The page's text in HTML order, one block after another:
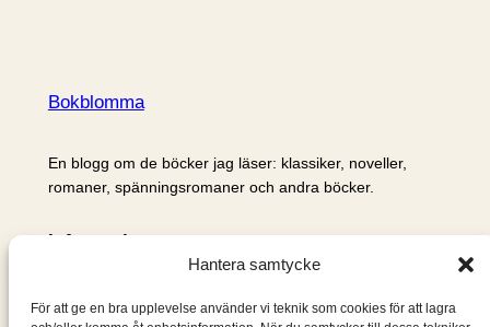
Hantera samtycke
För att ge en bra upplevelse använder vi teknik som cookies för att lagra
Bokblomma
En blogg om de böcker jag läser: klassiker, noveller,
romaner, spänningsromaner och andra böcker.
Information
Om mig & om bloggen